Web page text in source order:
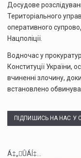
Досудове
Територіального
оперативного
Нацполіції.
Водночас у
Конституції України,
вчиненні злочину,
встановлено
ПІДПИШИСЬ НА НАС У
Á‡„ÛÁÍ‡...